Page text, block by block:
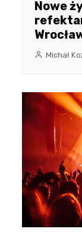
Nowe
Michał